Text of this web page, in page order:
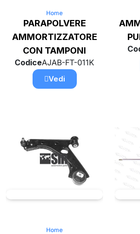
Home
PARAPOLVERE
AMMORTIZZATORE
CON TAMPONI
CodiceAJAB-FT-011K
Vedi
Home